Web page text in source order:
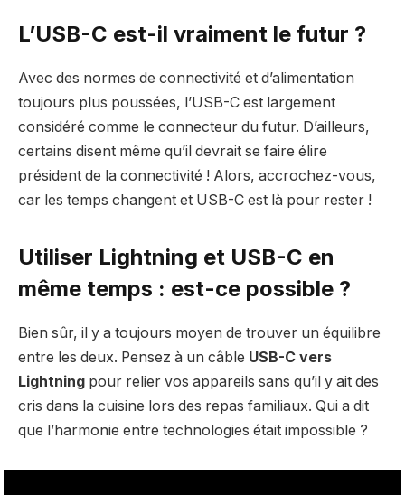
L’USB-C est-il vraiment le futur ?
Avec des normes de connectivité et d’alimentation
toujours plus poussées, l’USB-C est largement
considéré comme le connecteur du futur. D’ailleurs,
certains disent même qu’il devrait se faire élire
président de la connectivité ! Alors, accrochez-vous,
car les temps changent et USB-C est là pour rester !
Utiliser Lightning et USB-C en
même temps : est-ce possible ?
Bien sûr, il y a toujours moyen de trouver un équilibre
entre les deux. Pensez à un câble USB-C vers
Lightning pour relier vos appareils sans qu’il y ait des
cris dans la cuisine lors des repas familiaux. Qui a dit
que l’harmonie entre technologies était impossible ?